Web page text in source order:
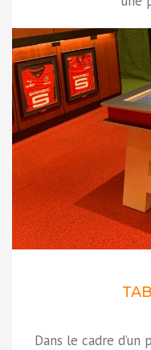
Dans le cadre